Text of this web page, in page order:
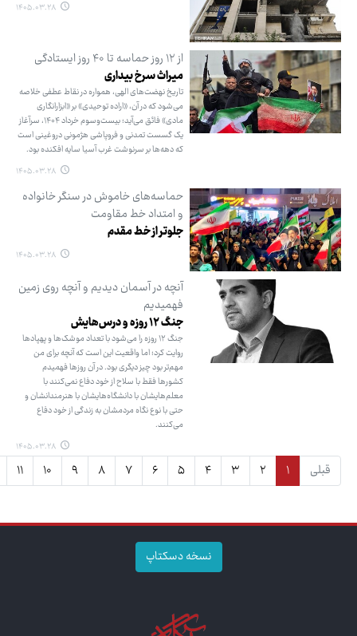
۱۴۰۵.۰۳.۲۸
از ۱۲ روز حماسه تا ۴۰ روز ایستادگی
میراث سرخ بیداری
تاریخ نهضت‌های الهی، همواره در نقاط عطفی خلاصه
می‌شود که در آن، «اراده توحیدی» بر «ابزارانگاری
مادی» فائق می‌آید؛ بیست‌وسوم خرداد ۱۴۰۴، سرآغاز
یک گسست تمدنی و فروپاشی هژمونی دروغینی است
که دهه‌ها بر سرنوشت غرب آسیا سایه افکنده بود.
۱۴۰۵.۰۳.۲۸
حماسه‌های خاموش در سنگر خانواده
و امتداد خط مقاومت
جلوتر از خط مقدم
۱۴۰۵.۰۳.۲۸
آنچه در آسمان دیدیم و آنچه روی زمین
فهمیدیم
جنگ ۱۲ روزه و درس‌هایش
جنگ ۱۲ روزه را می‌شود با تعداد موشک‌ها و پهپادها
روایت کرد؛ اما واقعیت این است که آنچه برای من
مهم‌تر بود چیز دیگری بود. در آن روزها فهمیدم
کشورها فقط با سلاح از خود دفاع نمی‌کنند با
معلم‌هایشان با دانشگاه‌هایشان با هنرمندانشان و
حتی با نوع نگاه مردمشان به زندگی از خود دفاع
می‌کنند.
۱۴۰۵.۰۳.۲۸
قبلی ۱ ۲ ۳ ۴ ۵ ۶ ۷ ۸ ۹ ۱۰ ۱۱
نسخه دسکتاپ